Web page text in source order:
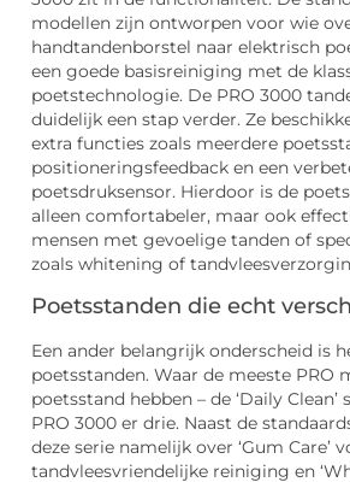
modellen zijn ontworpen voor wie
handtandenborstel naar elektrisch
een goede basisreiniging met de
poetstechnologie. De PRO 3000
duidelijk een stap verder. Ze
extra functies zoals meerdere
positioneringsfeedback en een
poetsdruksensor. Hierdoor is de
alleen comfortabeler, maar ook
mensen met gevoelige tanden of
zoals whitening of
Poetsstanden die echt
Een ander belangrijk onderscheid is
poetsstanden. Waar de meeste PRO
poetsstand hebben – de ‘Daily Clean’
PRO 3000 er drie. Naast de
deze serie namelijk over ‘Gum Care’
tandvleesvriendelijke reiniging en